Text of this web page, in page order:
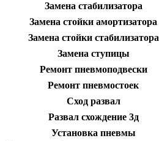
Замена стабилизатора
Замена стойки амортизатора
Замена стойки стабилизатора
Замена ступицы
Ремонт пневмоподвески
Ремонт пневмостоек
Сход развал
Развал схождение 3д
Установка пневмы